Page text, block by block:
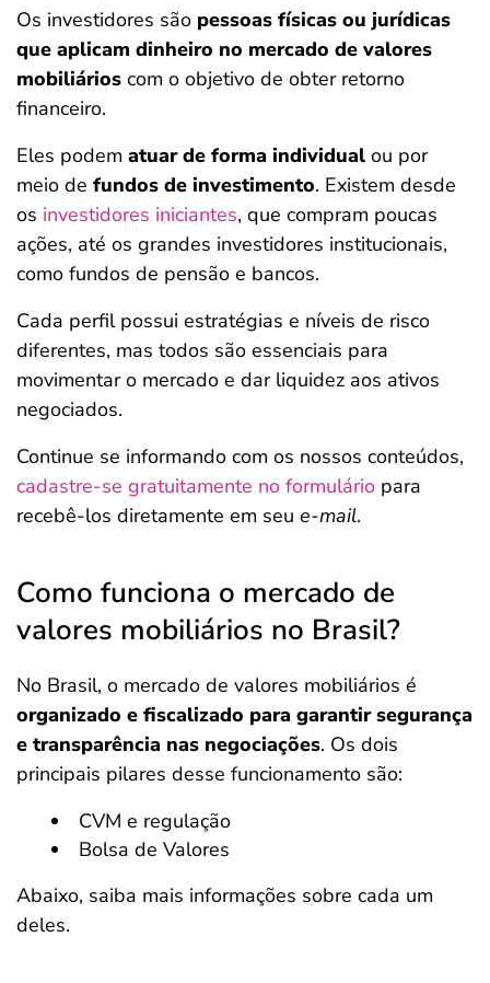
Os investidores são pessoas físicas ou jurídicas
que aplicam dinheiro no mercado de valores
mobiliários com o objetivo de obter retorno
financeiro.
Eles podem atuar de forma individual ou por
meio de fundos de investimento. Existem desde
os investidores iniciantes, que compram poucas
ações, até os grandes investidores institucionais,
como fundos de pensão e bancos.
Cada perfil possui estratégias e níveis de risco
diferentes, mas todos são essenciais para
movimentar o mercado e dar liquidez aos ativos
negociados.
Continue se informando com os nossos conteúdos,
cadastre-se gratuitamente no formulário para
recebê-los diretamente em seu e-mail.
Como funciona o mercado de
valores mobiliários no Brasil?
No Brasil, o mercado de valores mobiliários é
organizado e fiscalizado para garantir segurança
e transparência nas negociações. Os dois
principais pilares desse funcionamento são:
CVM e regulação
Bolsa de Valores
Abaixo, saiba mais informações sobre cada um
deles.